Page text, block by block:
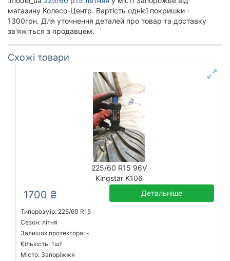
магазину Колесо-Центр. Вартість однієї покришки -
1300грн. Для уточнення деталей про товар та доставку
зв'яжіться з продавцем.
Схожі товари
225/60 R15 96V
Kingstar K106
1700 ₴ Детальніше
Типорозмір: 225/60 R15
Сезон: літня
Залишок протектора: -
Кількість: 1шт
Місто: Запоріжжя